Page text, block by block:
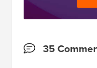
Interazioni
35